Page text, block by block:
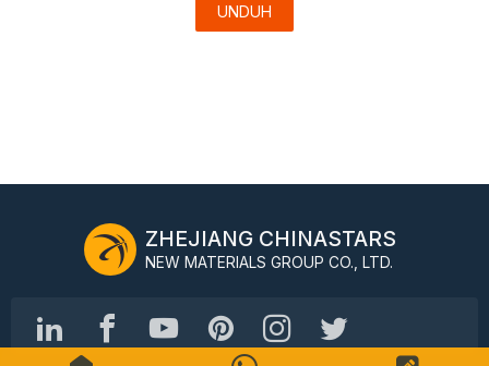
UNDUH
ZHEJIANG CHINASTARS
NEW MATERIALS GROUP CO., LTD.